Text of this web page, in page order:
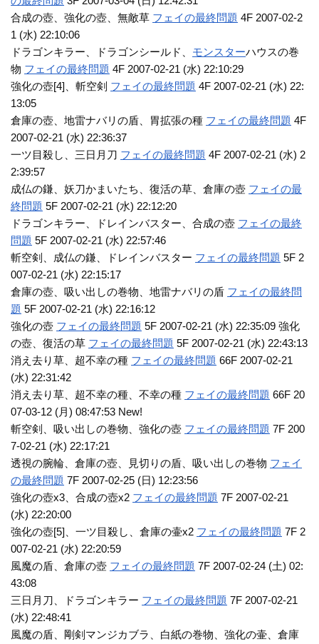
合成の壺、強化の壺、無敵草 フェイの最終問題 4F 2007-02-2
1 (水) 22:10:06
ドラゴンキラー、ドラゴンシールド、 モンスターハウスの巻
物 フェイの最終問題 4F 2007-02-21 (水) 22:10:29
強化の壺[4]、斬空剣 フェイの最終問題 4F 2007-02-21 (水) 22:
13:05
倉庫の壺、地雷ナバリの盾、胃拡張の種 フェイの最終問題 4F
2007-02-21 (水) 22:36:37
一ツ目殺し、三日月刀 フェイの最終問題 4F 2007-02-21 (水) 2
2:39:57
成仏の鎌、妖刀かまいたち、復活の草、倉庫の壺 フェイの最
終問題 5F 2007-02-21 (水) 22:12:20
ドラゴンキラー、ドレインバスター、合成の壺 フェイの最終
問題 5F 2007-02-21 (水) 22:57:46
斬空剣、成仏の鎌、ドレインバスター フェイの最終問題 5F 2
007-02-21 (水) 22:15:17
倉庫の壺、吸い出しの巻物、地雷ナバリの盾 フェイの最終問
題 5F 2007-02-21 (水) 22:16:12
強化の壺 フェイの最終問題 5F 2007-02-21 (水) 22:35:09 強化
の壺、復活の草 フェイの最終問題 5F 2007-02-21 (水) 22:43:13
消え去り草、超不幸の種 フェイの最終問題 66F 2007-02-21
(水) 22:31:42
消え去り草、超不幸の種、不幸の種 フェイの最終問題 66F 20
07-03-12 (月) 08:47:53 New!
斬空剣、吸い出しの巻物、強化の壺 フェイの最終問題 7F 200
7-02-21 (水) 22:17:21
透視の腕輪、倉庫の壺、見切りの盾、吸い出しの巻物 フェイ
の最終問題 7F 2007-02-25 (日) 12:23:56
強化の壺x3、合成の壺x2 フェイの最終問題 7F 2007-02-21
(水) 22:20:00
強化の壺[5]、一ツ目殺し、倉庫の壷x2 フェイの最終問題 7F 2
007-02-21 (水) 22:20:59
風魔の盾、倉庫の壺 フェイの最終問題 7F 2007-02-24 (土) 02:
43:08
三日月刀、ドラゴンキラー フェイの最終問題 7F 2007-02-21
(水) 22:48:41
風魔の盾、剛剣マンジカブラ、白紙の巻物、強化の壷、倉庫